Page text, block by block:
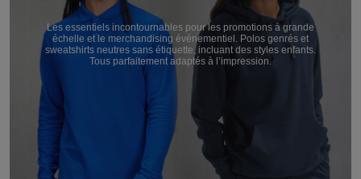
Les essentiels incontournables pour les promotions à grande
échelle et le merchandising événementiel. Polos genrés et
sweatshirts neutres sans étiquette, incluant des styles enfants.
Tous parfaitement adaptés à l’impression.